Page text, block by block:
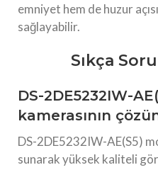
emniyet hem de huzur
sağlayabilir.
Sıkça
DS-2DE5232IW-
kamerasının
DS-2DE5232IW-AE(S5)
sunarak yüksek kaliteli